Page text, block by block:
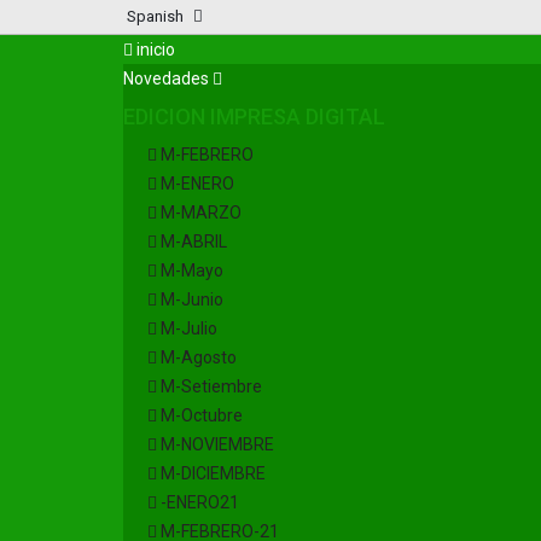
Spanish
inicio
Novedades
M-FEBRERO
M-ENERO
M-MARZO
M-ABRIL
M-Mayo
M-Junio
M-Julio
M-Agosto
M-Setiembre
M-Octubre
M-NOVIEMBRE
M-DICIEMBRE
-ENERO21
M-FEBRERO-21